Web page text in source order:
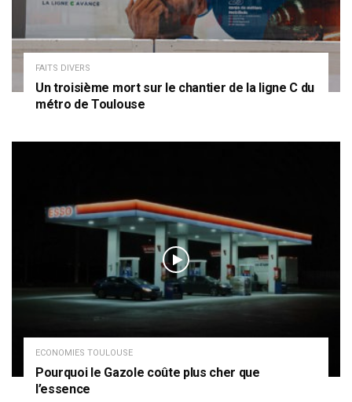
FAITS DIVERS
Un troisième mort sur le chantier de la ligne C du
métro de Toulouse
ECONOMIES TOULOUSE
Pourquoi le Gazole coûte plus cher que
l’essence